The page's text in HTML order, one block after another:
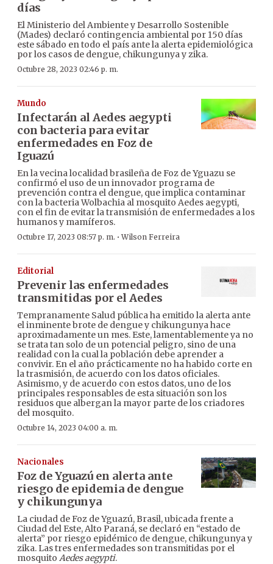
días
El Ministerio del Ambiente y Desarrollo Sostenible
(Mades) declaró contingencia ambiental por 150 días
este sábado en todo el país ante la alerta epidemiológica
por los casos de dengue, chikungunya y zika.
Octubre 28, 2023 02:46 p. m.
Mundo
Infectarán al Aedes aegypti
con bacteria para evitar
enfermedades en Foz de
Iguazú
En la vecina localidad brasileña de Foz de Yguazu se
confirmó el uso de un innovador programa de
prevención contra el dengue, que implica contaminar
con la bacteria Wolbachia al mosquito Aedes aegypti,
con el fin de evitar la transmisión de enfermedades a los
humanos y mamíferos.
Octubre 17, 2023 08:57 p. m. ·Wilson Ferreira
Editorial
Prevenir las enfermedades
transmitidas por el Aedes
Tempranamente Salud pública ha emitido la alerta ante
el inminente brote de dengue y chikungunya hace
aproximadamente un mes. Este, lamentablemente ya no
se trata tan solo de un potencial peligro, sino de una
realidad con la cual la población debe aprender a
convivir. En el año prácticamente no ha habido corte en
la trasmisión, de acuerdo con los datos oficiales.
Asimismo, y de acuerdo con estos datos, uno de los
principales responsables de esta situación son los
residuos que albergan la mayor parte de los criadores
del mosquito.
Octubre 14, 2023 04:00 a. m.
Nacionales
Foz de Yguazú en alerta ante
riesgo de epidemia de dengue
y chikungunya
La ciudad de Foz de Yguazú, Brasil, ubicada frente a
Ciudad del Este, Alto Paraná, se declaró en “estado de
alerta” por riesgo epidémico de dengue, chikungunya y
zika. Las tres enfermedades son transmitidas por el
mosquito Aedes aegypti.